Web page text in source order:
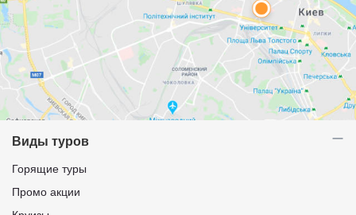
Виды туров
Горящие туры
Промо акции